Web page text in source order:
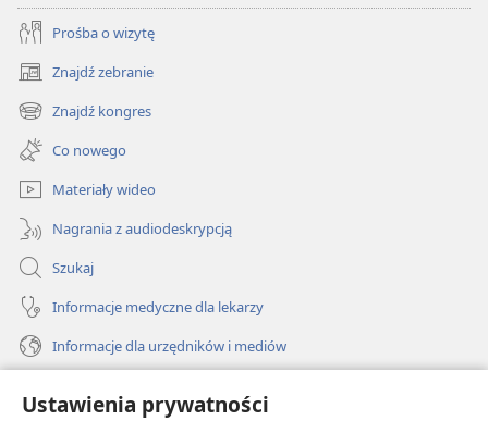
Ustawienia prywatności
Prośba o wizytę
Znajdź zebranie
(opens
new
window)
Znajdź kongres
(opens
new
window)
Co nowego
Materiały wideo
Nagrania z audiodeskrypcją
Szukaj
Informacje medyczne dla lekarzy
Informacje dla urzędników i mediów